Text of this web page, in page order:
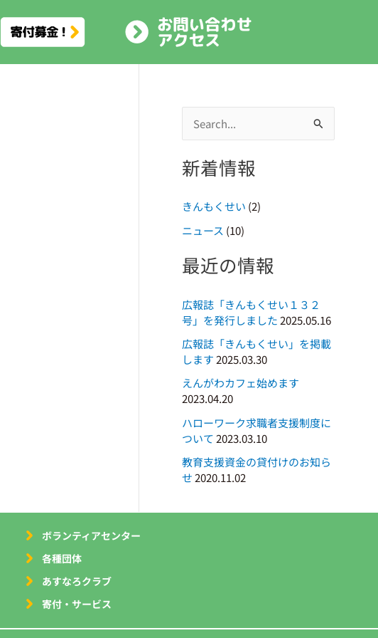
対
:
新着情報
きんもくせい (2)
ニュース (10)
最近の情報
広報誌「きんもくせい１３２
号」を発行しました2025.05.16
広報誌「きんもくせい」を掲載
します2025.03.30
えんがわカフェ始めます
2023.04.20
ハローワーク求職者支援制度に
ついて2023.03.10
教育支援資金の貸付けのお知ら
せ2020.11.02
ボランティアセンター
各種団体
あすなろクラブ
寄付・サービス